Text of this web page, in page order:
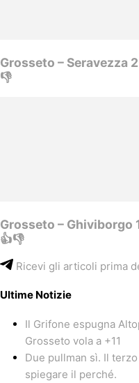
Grosseto – Seravezza
👎
Grosseto – Ghiviborgo
👍👎
Ricevi gli articoli prima
Ultime Notizie
Il Grifone espugna
Grosseto vola a +11
Due pullman sì. Il
spiegare il perché.